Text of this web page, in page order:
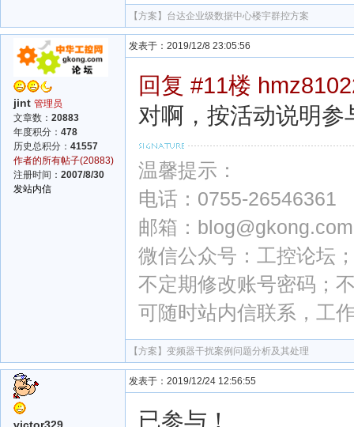
【方案】 台达企业级数据中心楼宇群控方案
jint 管理员
文章数： 20883
年度积分： 478
历史总积分： 41557
作者的所有帖子(20883)
注册时间： 2007/8/30
发站内信
发表于：2019/12/8 23:05:56
回复 #11楼
对啊，按活动说明
温馨提示：
电话：0755-26546361
邮箱：blog@gkong.com
微信公众号：工控论坛
不定期修改账号密码；
可随时站内信联系，工
【方案】 变频器干扰案例问题分析及其处理
victor329
发表于：2019/12/24 12:56:55
已参与！